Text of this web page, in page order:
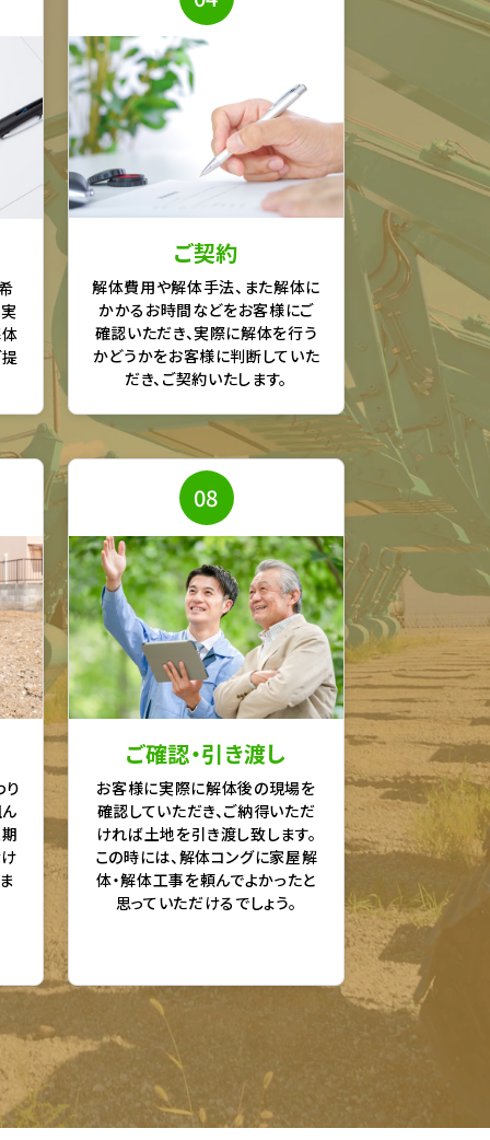
ご契約
解体費用や解体手法、また解体に
かかるお時間などをお客様にご
確認いただき、実際に解体を行う
かどうかをお客様に判断していた
だき、ご契約いたします。
08
ご確認・引き渡し
お客様に実際に解体後の現場を
確認していただき、ご納得いただ
ければ土地を引き渡し致します。
この時には、解体コングに家屋解
体・解体工事を頼んでよかったと
思っていただけるでしょう。